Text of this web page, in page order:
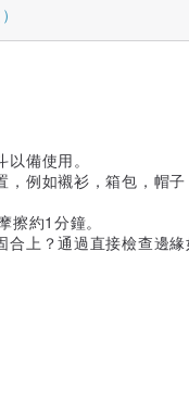
備使用。
例如襯衫，箱包，帽子
約1分鐘。
上？通過直接檢查邊緣